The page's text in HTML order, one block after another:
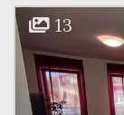
12